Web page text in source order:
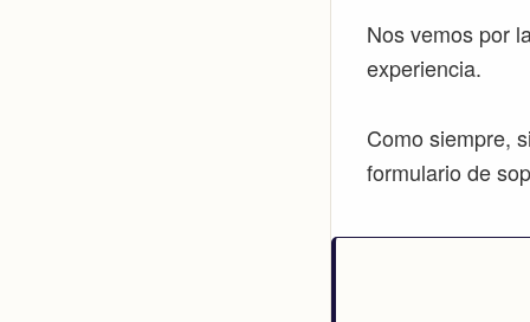
Nos vemos por
experiencia.
Como siempre,
formulario de